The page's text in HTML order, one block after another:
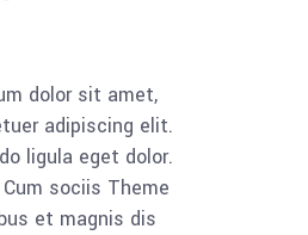
dolor sit amet,
adipiscing elit.
ligula eget dolor.
sociis Theme
et magnis dis